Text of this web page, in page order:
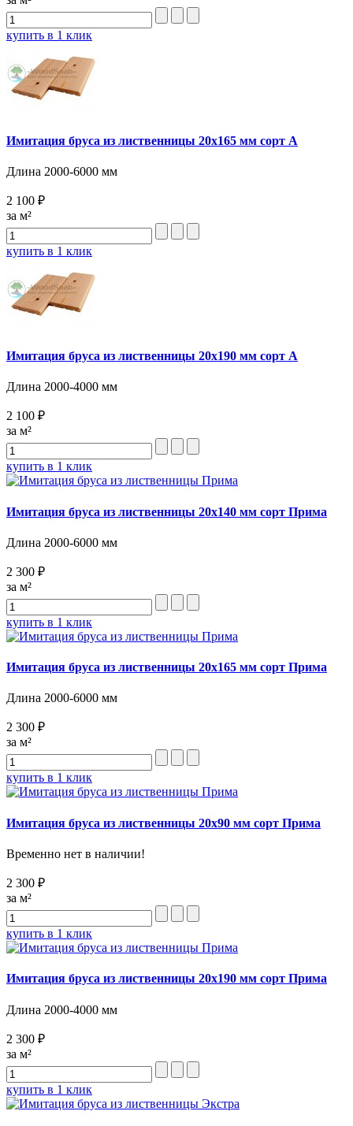
купить в 1 клик
Имитация бруса из лиственницы 20х165 мм сорт А
Длина 2000-6000 мм
2 100 ₽
за м²
купить в 1 клик
Имитация бруса из лиственницы 20х190 мм сорт А
Длина 2000-4000 мм
2 100 ₽
за м²
купить в 1 клик
Имитация бруса из лиственницы 20х140 мм сорт Прима
Длина 2000-6000 мм
2 300 ₽
за м²
купить в 1 клик
Имитация бруса из лиственницы 20х165 мм сорт Прима
Длина 2000-6000 мм
2 300 ₽
за м²
купить в 1 клик
Имитация бруса из лиственницы 20х90 мм сорт Прима
Временно нет в наличии!
2 300 ₽
за м²
купить в 1 клик
Имитация бруса из лиственницы 20х190 мм сорт Прима
Длина 2000-4000 мм
2 300 ₽
за м²
купить в 1 клик